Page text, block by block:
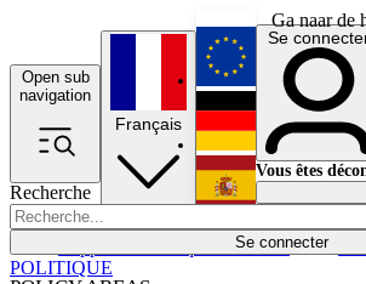
Ga naar de
Open sub
navigation
Recherche
Se connecter
Économie
Français
English
Deutsch
Español
Se
Vous êtes
POLITIQUE